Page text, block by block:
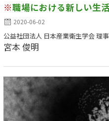
※職場における新しい生
2020-06-02
公益社団法人 日本産業衛生学会 理事
宮本 俊明